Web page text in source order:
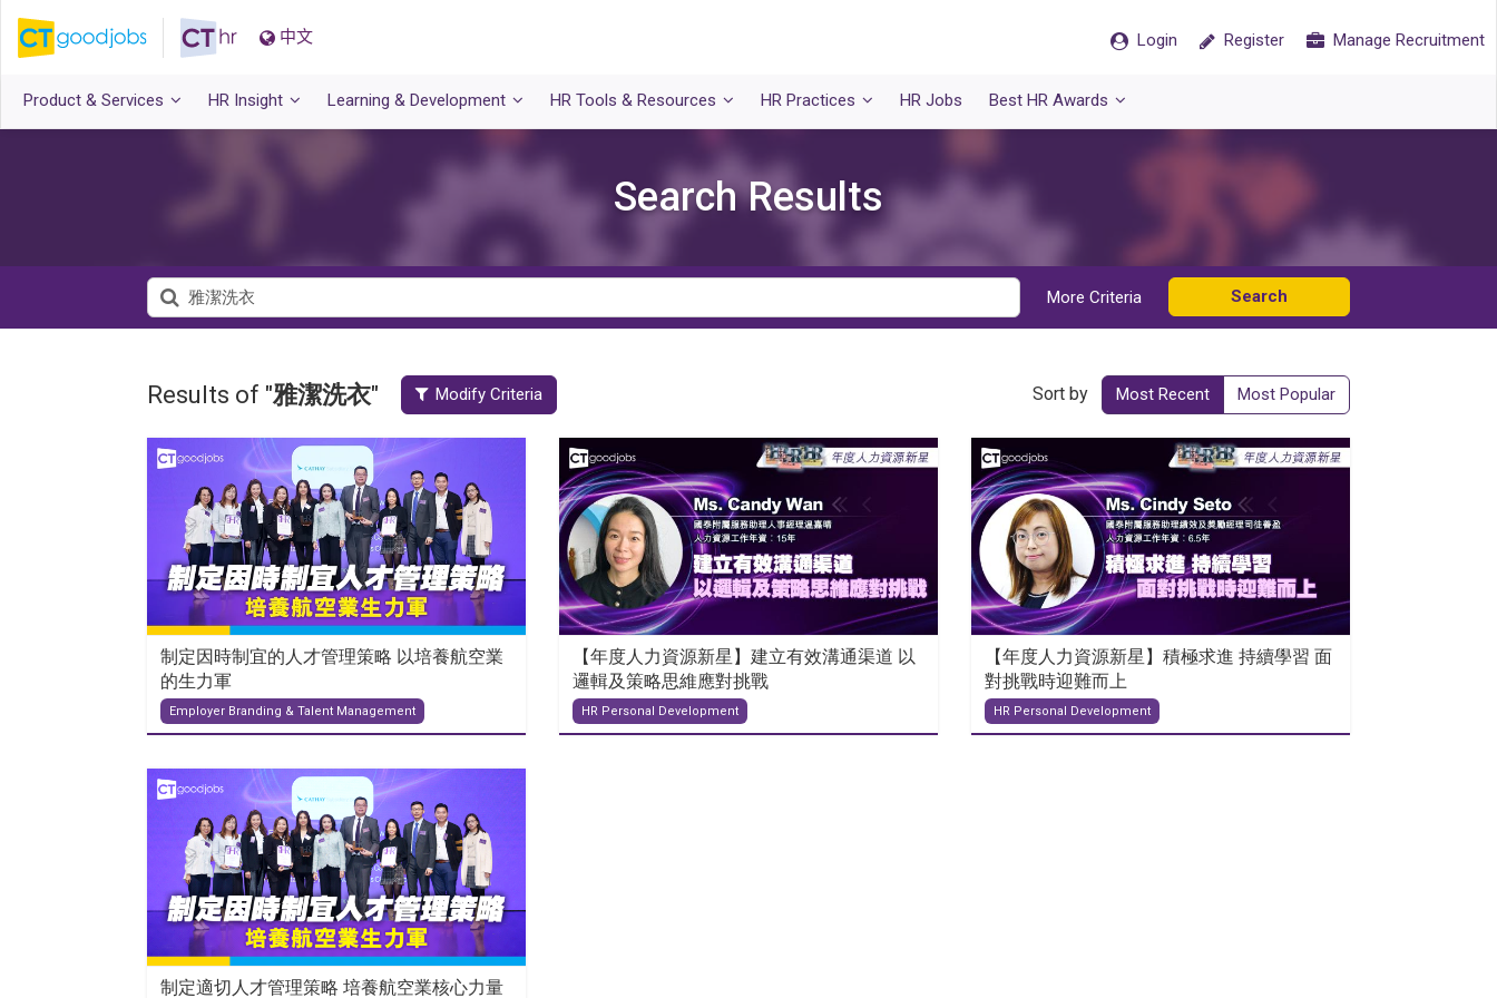
中文 Login Register Manage Recruitment
Product & Services HR Insight Learning & Development HR Tools & Resources HR Practices HR Jobs Best HR Awards
Search Results
More Criteria Search
Results of "雅潔洗衣" Modify Criteria Sort by Most Recent Most Popular
制定因時制宜的人才管理策略 以培養航空業
的生力軍
Employer Branding & Talent Management
【年度人力資源新星】建立有效溝通渠道 以
邏輯及策略思維應對挑戰
HR Personal Development
【年度人力資源新星】積極求進 持續學習 面
對挑戰時迎難而上
HR Personal Development
制定適切人才管理策略 培養航空業核心力量